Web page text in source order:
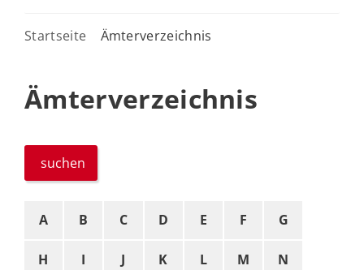
Startseite Ämterverzeichnis
Ämterverzeichnis
suchen
A B C D E F G
H I J K L M N